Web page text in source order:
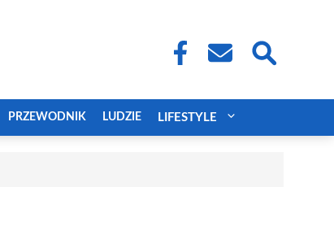
PRZEWODNIK LUDZIE LIFESTYLE